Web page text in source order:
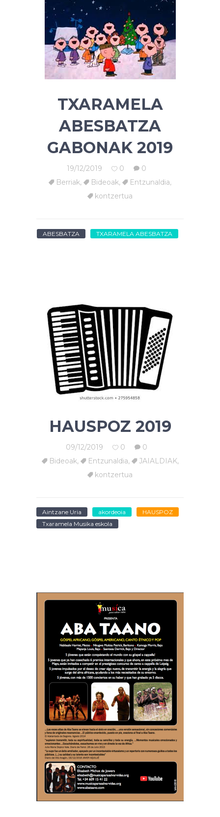
TXARAMELA
ABESBATZA
GABONAK 2019
19/12/2019 0
0
Berriak, Bideoak, Entzunaldia,
kontzertua
ABESBATZA TXARAMELA ABESBATZA
HAUSPOZ 2019
09/12/2019 0
0
Bideoak, Entzunaldia, JAIALDIAK,
kontzertua
Aintzane Uria akordeoia
HAUSPOZ
Txaramela Musika eskola